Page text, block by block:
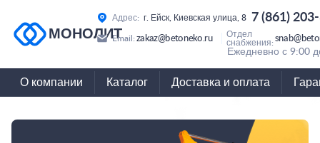
МОНОЛИТ
Адрес: г. Ейск, Киевская улица, 8 7 (861)
Email: zakaz@betoneko.ru
Отдел
снабжения:
Ежедневно с 9:00
О компании Каталог Доставка и оплата